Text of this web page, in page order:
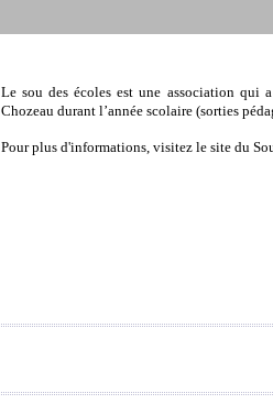
Le sou des écoles est une association qui
Chozeau durant l’année scolaire (sorties
Pour plus d'informations, visitez le site du